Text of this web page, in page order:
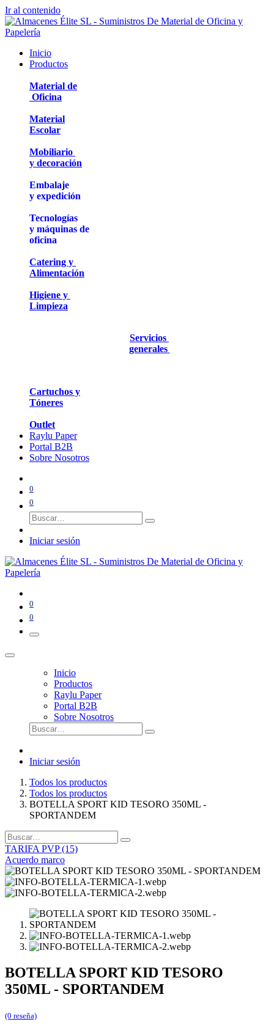
Ir al contenido
Inicio
Productos
Material de
Oficina
Material
Escolar
Mobiliario
y decoración
Embalaje
y expedición
Tecnologías
y máquinas de
oficina
Catering y
Alimentación
Higiene y
Limpieza
Servicios
generales
Cartuchos y
Tóneres
Outlet
Raylu Paper
Portal B2B
Sobre Nosotros
0
0
Iniciar sesión
0
0
Inicio
Productos
Raylu Paper
Portal B2B
Sobre Nosotros
Iniciar sesión
Todos los productos
Todos los productos
BOTELLA SPORT KID TESORO 350ML -
SPORTANDEM
TARIFA PVP (15)
Acuerdo marco
BOTELLA SPORT KID TESORO
350ML - SPORTANDEM
(0 reseña)